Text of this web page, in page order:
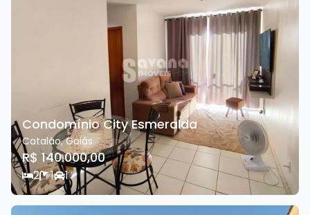
Condomínio City Esmeralda
Catalão,Goiás
R$ 140.000,00
2 1 1